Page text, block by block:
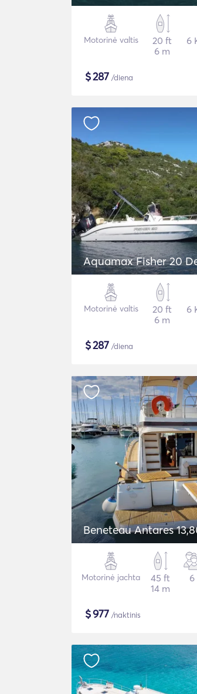
Motorinė valtis
20 ft
6 m
6
$287 /diena
Aquamax Fisher 20
Motorinė valtis
20 ft
6 m
6
$287 /diena
Beneteau Antares
Motorinė jachta
45 ft
14 m
6
$977 /naktinis